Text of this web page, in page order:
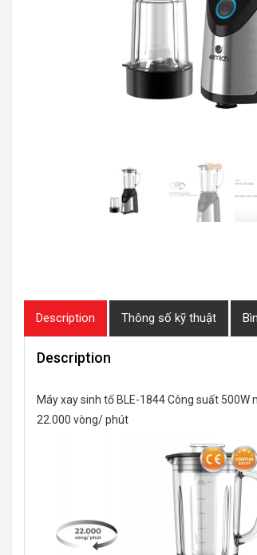
Description Thông số kỹ thuật
Description
Máy xay sinh tố BLE-1844 Công suất
22.000 vòng/ phút